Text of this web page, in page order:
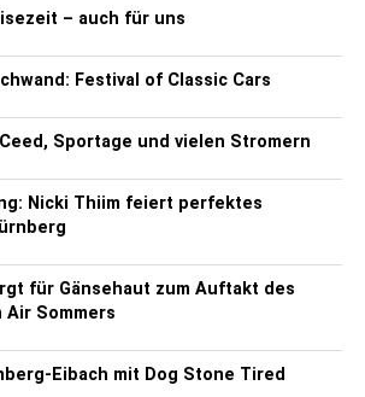
– auch für uns
Festival of Classic Cars
Sportage und vielen Stromern
Nicki Thiim feiert perfektes
für Gänsehaut zum Auftakt des
Air Sommers
Eibach mit Dog Stone Tired